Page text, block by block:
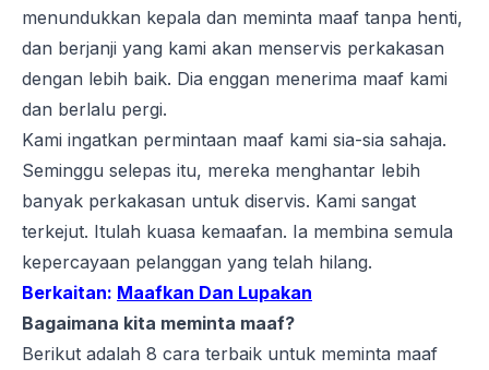
menundukkan kepala dan meminta maaf tanpa henti,
dan berjanji yang kami akan menservis perkakasan
dengan lebih baik. Dia enggan menerima maaf kami
dan berlalu pergi.
Kami ingatkan permintaan maaf kami sia-sia sahaja.
Seminggu selepas itu, mereka menghantar lebih
banyak perkakasan untuk diservis. Kami sangat
terkejut. Itulah kuasa kemaafan. Ia membina semula
kepercayaan pelanggan yang telah hilang.
Berkaitan: Maafkan Dan Lupakan
Bagaimana kita meminta maaf?
Berikut adalah 8 cara terbaik untuk meminta maaf